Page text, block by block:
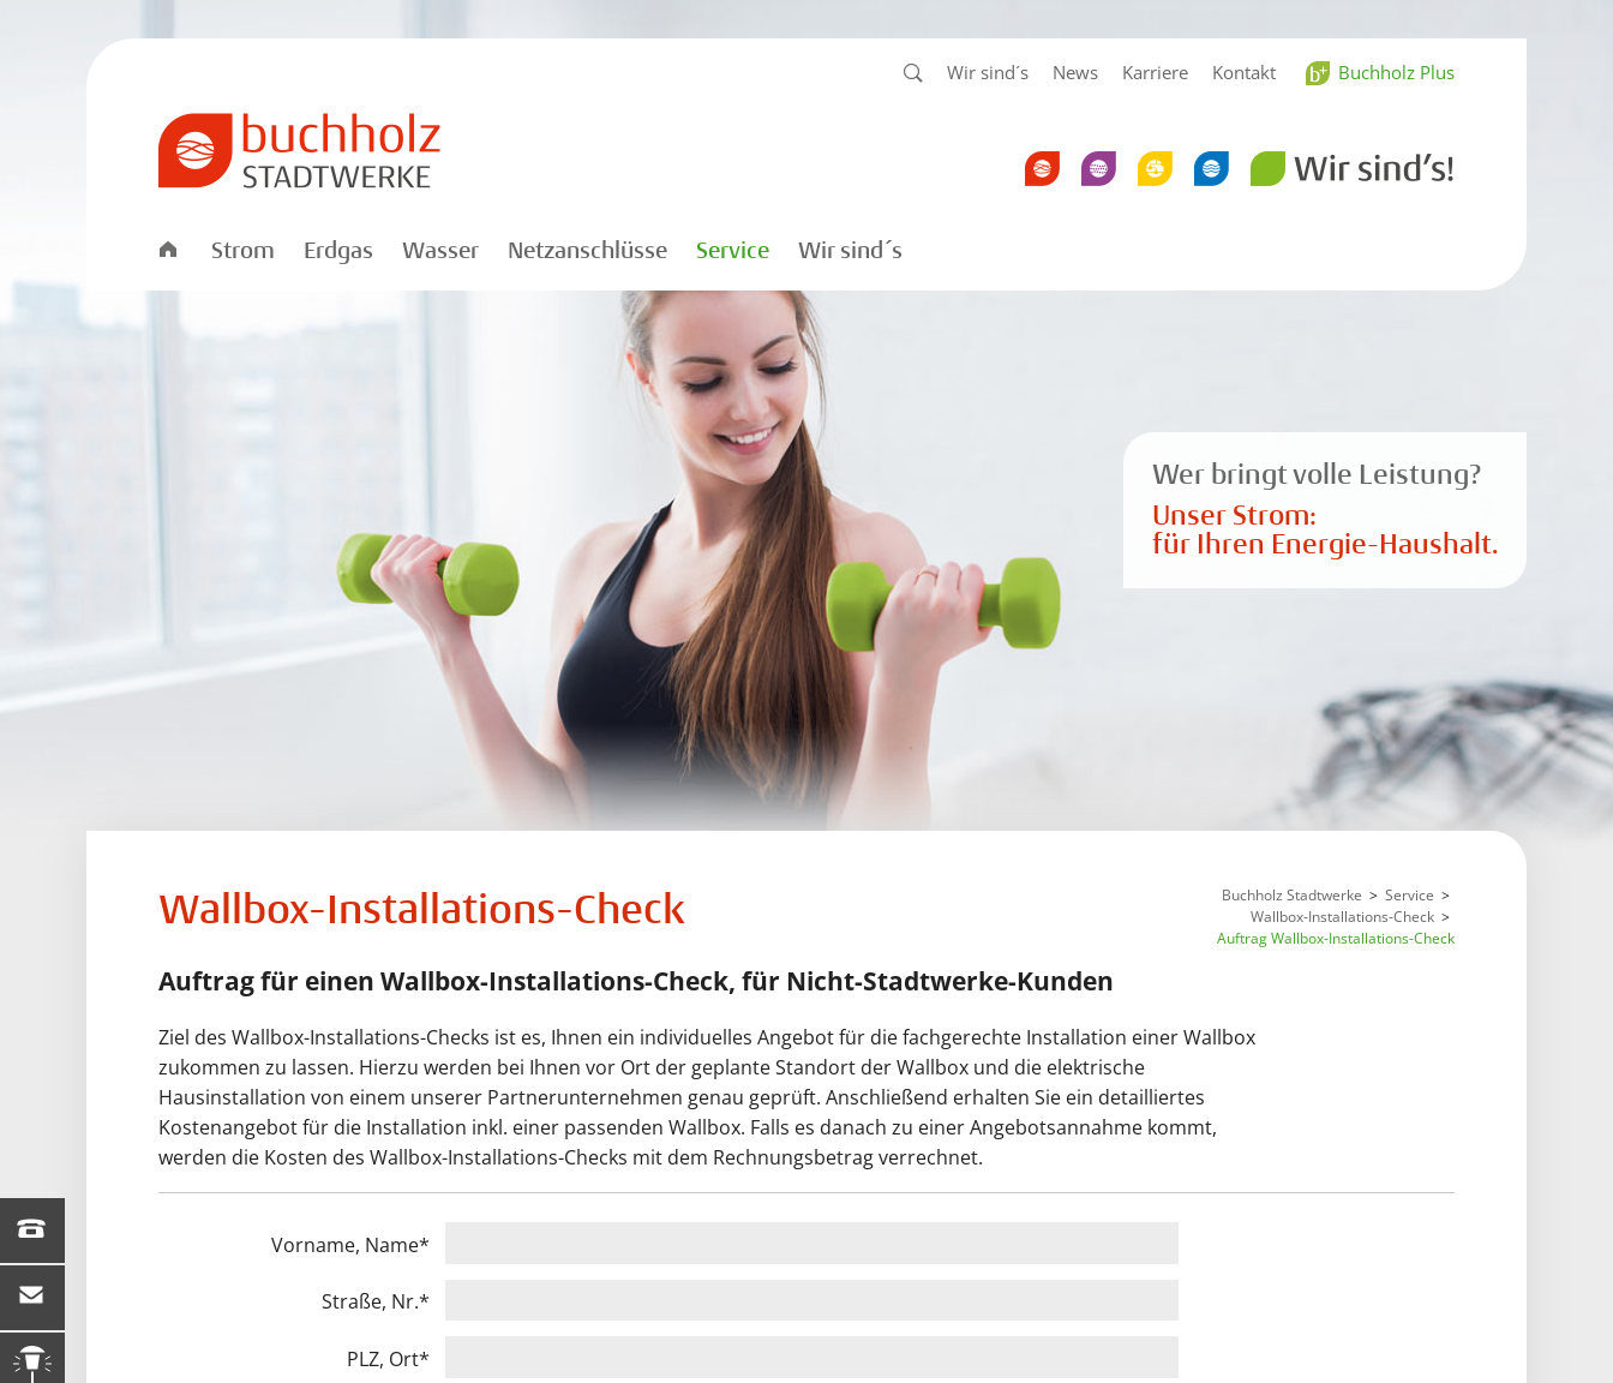
Wir sind´s News Karriere Kontakt Buchholz Plus
Stadtwerke
Strom Erdgas Wasser Netzanschlüsse Service Wir sind´s
Wer bringt volle Leistung?
Unser Strom:
für Ihren Energie-Haushalt.
Buchholz Stadtwerke
Service
Wallbox-Installations-Check
Auftrag Wallbox-Installations-Check
Wallbox-Installations-Check
Auftrag für einen Wallbox-Installations-Check, für Nicht-Stadtwerke-Kunden
Ziel des Wallbox-Installations-Checks ist es, Ihnen ein individuelles Angebot für die fachgerechte Installation einer Wallbox
zukommen zu lassen. Hierzu werden bei Ihnen vor Ort der geplante Standort der Wallbox und die elektrische
Hausinstallation von einem unserer Partnerunternehmen genau geprüft. Anschließend erhalten Sie ein detailliertes
Kostenangebot für die Installation inkl. einer passenden Wallbox. Falls es danach zu einer Angebotsannahme kommt,
werden die Kosten des Wallbox-Installations-Checks mit dem Rechnungsbetrag verrechnet.
Vorname, Name*
Straße, Nr.*
PLZ, Ort*